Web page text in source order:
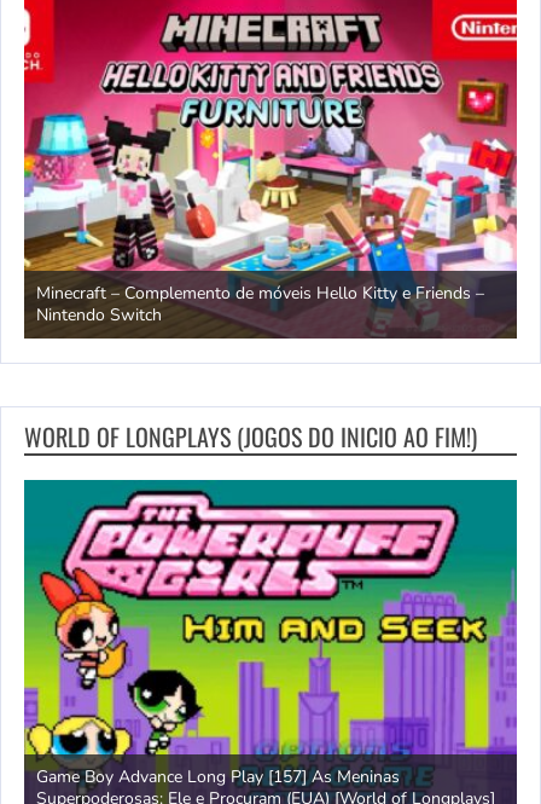
Minecraft – Complemento de móveis Hello Kitty e Friends –
Nintendo Switch
WORLD OF LONGPLAYS (JOGOS DO INICIO AO FIM!)
Game Boy Advance Long Play [157] As Meninas
Superpoderosas: Ele e Procuram (EUA) [World of Longplays]